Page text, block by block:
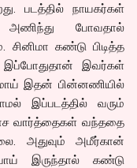
படத்தில் நாயகர்கள்
அணிந்து போவதால்
சினிமா கண்டு பிடித்த
இப்போதுதான் இவர்கள்
இதன் பின்னணியில்
இப்படத்தில் வரும்
வார்த்தைகள் வந்ததை
அதுவும் அமீர்கான்
இருந்தால் கண்டு